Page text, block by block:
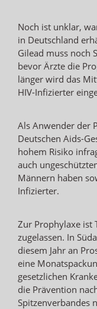
Noch ist unklar,
in Deutschland
Gilead muss noch
bevor Ärzte die
länger wird das
HIV-Infizierter
Als Anwender der
Deutschen Aids-
hohem Risiko
auch
Männern haben
Infizierter.
Zur Prophylaxe ist
zugelassen. In
diesem Jahr an
eine
gesetzlichen
die Prävention
Spitzenverbandes